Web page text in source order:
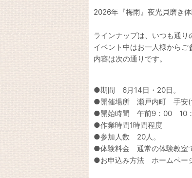
2026年『梅雨』夜光貝磨き
ラインナップは、いつも通り
イベント中はお一人様からご
内容は次の通りです。
●期間 6月14日・20日。
●開催場所 瀬戸内町 手安(
●開始時間 午前9：00 10
●作業時間1時間程度
●参加人数 20人。
●体験料金 通常の体験教室
●お申込み方法 ホームペー